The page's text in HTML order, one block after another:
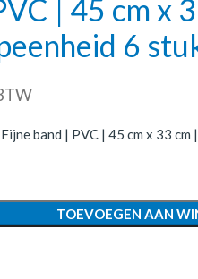
| 45 cm x
6
Fijne band | PVC | 45 cm x 33
TOEVOEGEN AAN